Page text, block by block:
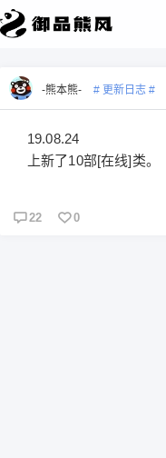
-熊本熊- # 更新日志 #
19.08.24
上新了10部[在线]类。
22 0